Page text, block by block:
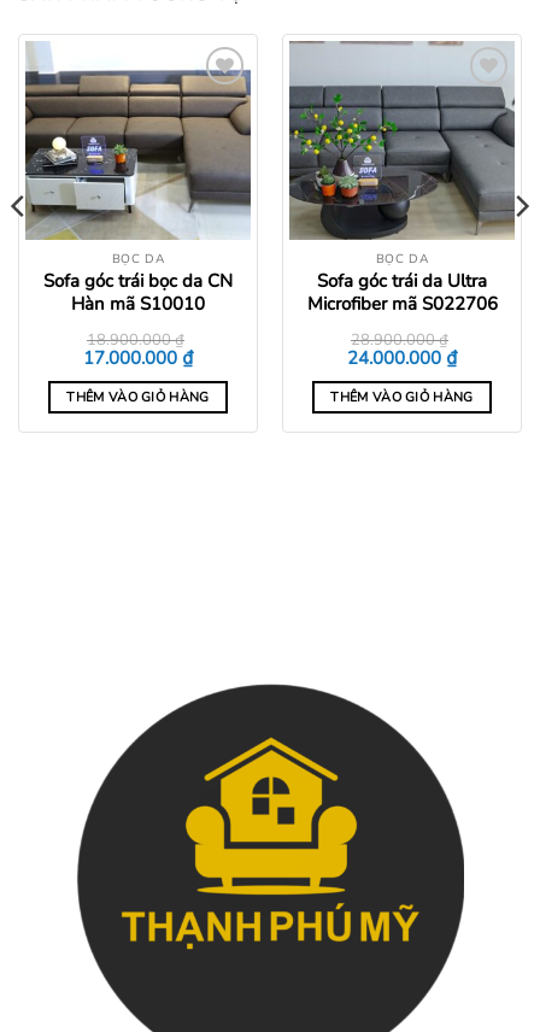
Add to
wishlist
BỌC DA
Sofa góc trái bọc da CN
Hàn mã S10010
18.900.000₫
Giá
gốc
là:
18.900.000 ₫.
17.000.000 ₫Giá
hiện
tại
là:
17.000.000 ₫.
THÊM VÀO GIỎ HÀNG
Add to
wishlist
BỌC DA
Sofa góc trái da Ultra
Microfiber mã S022706
28.900.000₫
Giá
gốc
là:
28.900.000 ₫.
24.000.000 ₫Giá
hiện
tại
là:
THÊM VÀO GIỎ HÀNG